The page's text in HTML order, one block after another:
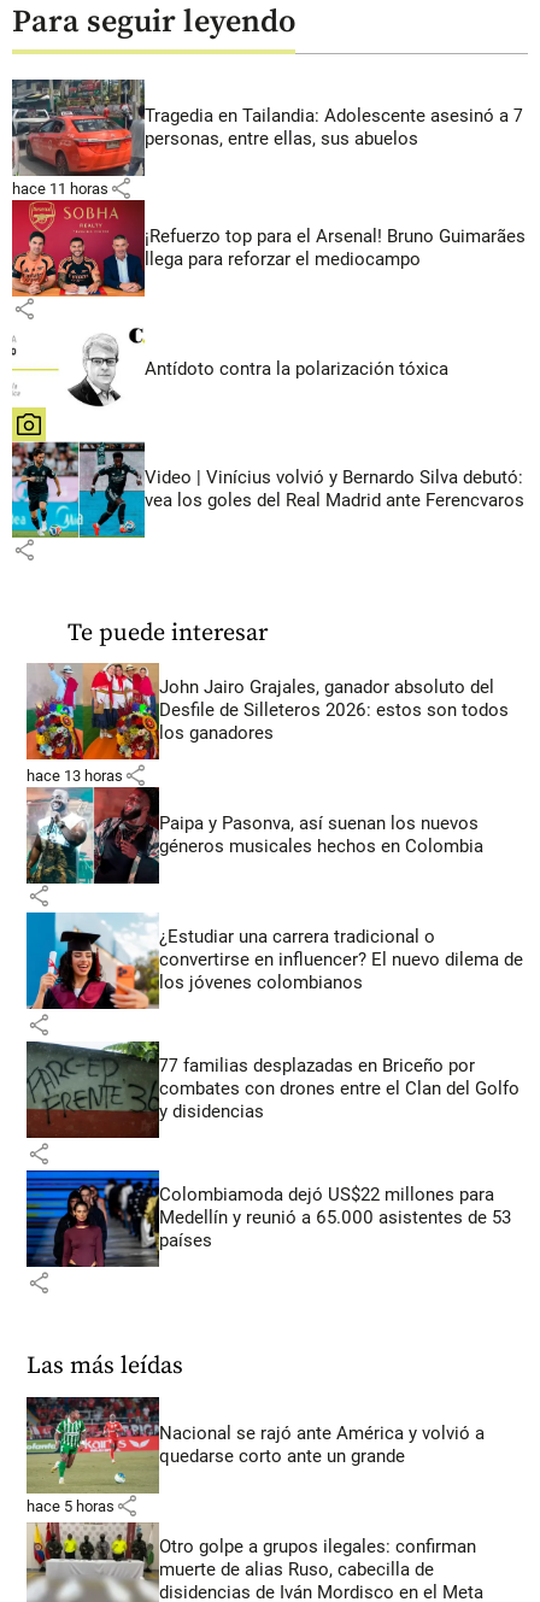
Para seguir leyendo
Tragedia en Tailandia: Adolescente asesinó a 7
personas, entre ellas, sus abuelos
hace 11 horas share
¡Refuerzo top para el Arsenal! Bruno Guimarães
llega para reforzar el mediocampo
share
Antídoto contra la polarización tóxica
share
Video | Vinícius volvió y Bernardo Silva debutó:
vea los goles del Real Madrid ante Ferencvaros
share
Te puede interesar
John Jairo Grajales, ganador absoluto del
Desfile de Silleteros 2026: estos son todos
los ganadores
hace 13 horas share
Paipa y Pasonva, así suenan los nuevos
géneros musicales hechos en Colombia
share
¿Estudiar una carrera tradicional o
convertirse en influencer? El nuevo dilema de
los jóvenes colombianos
share
77 familias desplazadas en Briceño por
combates con drones entre el Clan del Golfo
y disidencias
share
Colombiamoda dejó US$22 millones para
Medellín y reunió a 65.000 asistentes de 53
países
share
Las más leídas
Nacional se rajó ante América y volvió a
quedarse corto ante un grande
hace 5 horas share
Otro golpe a grupos ilegales: confirman
muerte de alias Ruso, cabecilla de
disidencias de Iván Mordisco en el Meta